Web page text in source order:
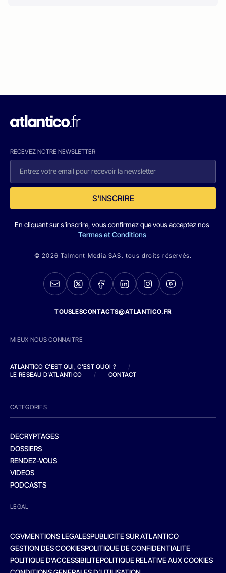
RECEVEZ NOTRE NEWSLETTER
S'INSCRIRE
En cliquant sur s'inscrire, vous confirmez que vous acceptez nos
Termes et Conditions
© 2026 Talmont Media SAS. tous droits réservés.
TOUSLESCONTACTS@ATLANTICO.FR
MIEUX NOUS CONNAITRE
ATLANTICO C'EST QUI, C'EST QUOI ?
/
LE RESEAU D'ATLANTICO
/ CONTACT
CATEGORIES
DECRYPTAGES
DOSSIERS
RENDEZ-VOUS
VIDEOS
PODCASTS
LEGAL
CGVMENTIONS LEGALESPUBLICITE SUR ATLANTICO
GESTION DES COOKIESPOLITIQUE DE CONFIDENTIALITE
POLITIQUE D’ACCESSIBILITEPOLITIQUE RELATIVE AUX COOKIES